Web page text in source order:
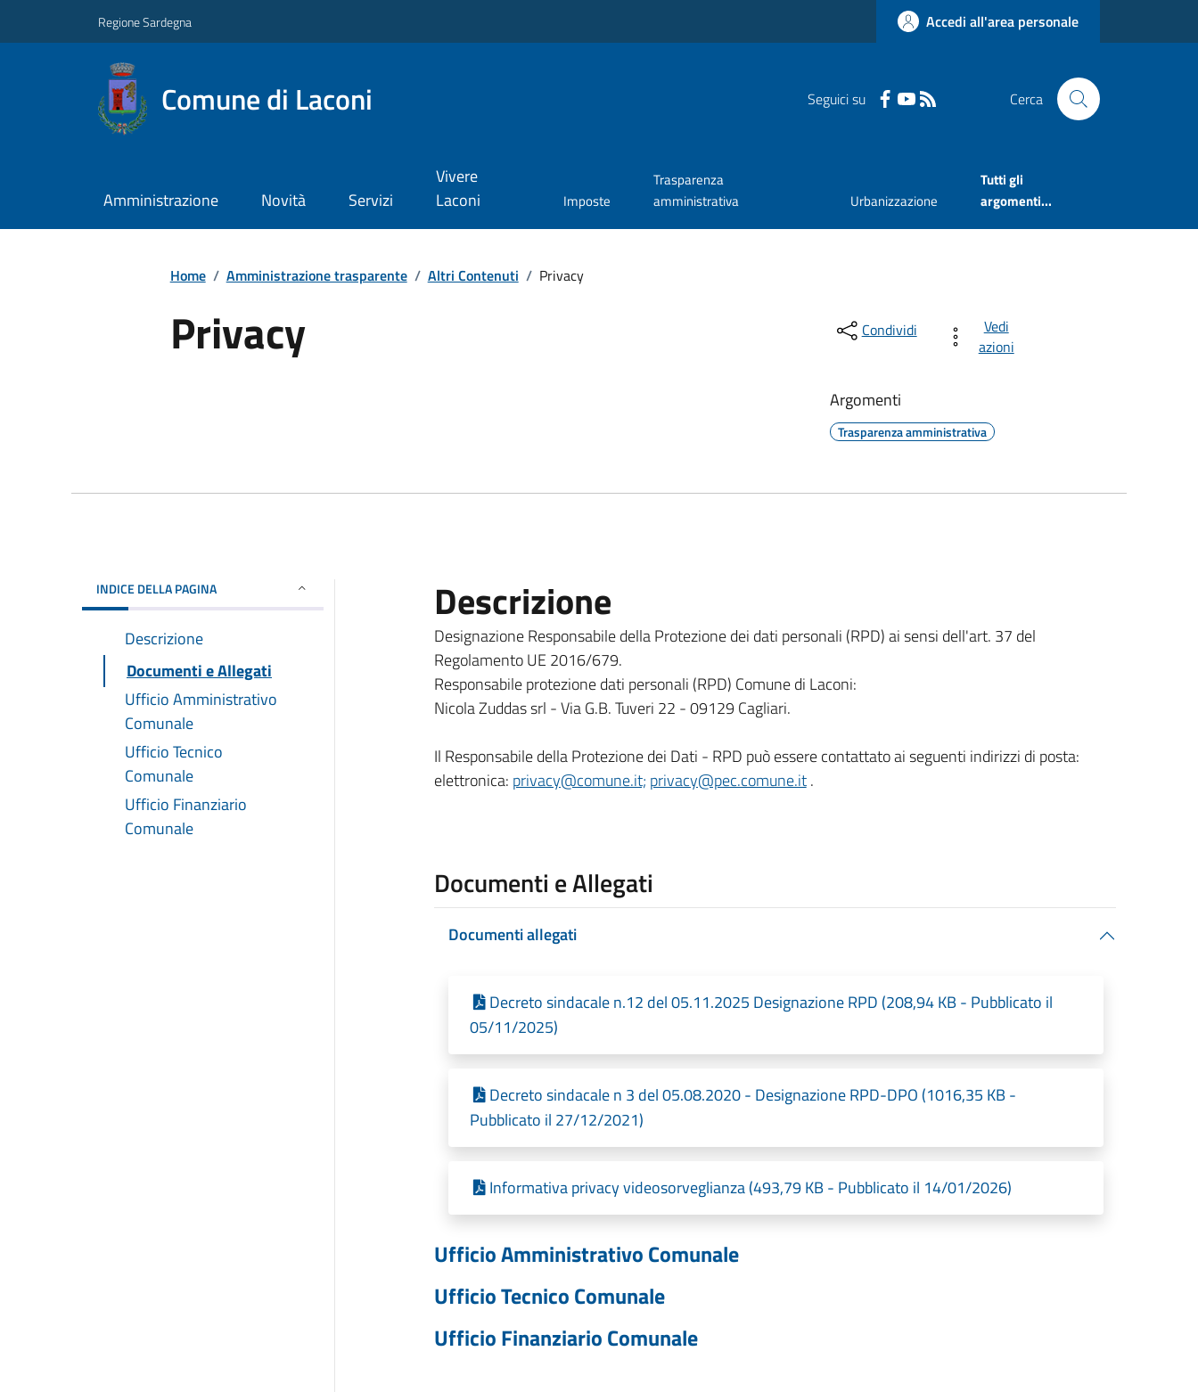
Regione Sardegna Accedi all'area personale
Comune di Laconi Seguici su Cerca
Amministrazione Novità Servizi
Vivere
Laconi
Imposte
Trasparenza
amministrativa
Urbanizzazione
Tutti gli
argomenti...
Home / Amministrazione trasparente / Altri Contenuti / Privacy
Privacy Condividi
Vedi
azioni
Argomenti
Trasparenza amministrativa
INDICE DELLA PAGINA
Descrizione
Documenti e Allegati
Ufficio Amministrativo
Comunale
Ufficio Tecnico
Comunale
Ufficio Finanziario
Comunale
Descrizione
Designazione Responsabile della Protezione dei dati personali (RPD) ai sensi dell'art. 37 del
Regolamento UE 2016/679.
Responsabile protezione dati personali (RPD) Comune di Laconi:
Nicola Zuddas srl - Via G.B. Tuveri 22 - 09129 Cagliari.
Il Responsabile della Protezione dei Dati - RPD può essere contattato ai seguenti indirizzi di posta:
elettronica: privacy@comune.it; privacy@pec.comune.it.
Documenti e Allegati
Documenti allegati
Decreto sindacale n.12 del 05.11.2025 Designazione RPD (208,94 KB - Pubblicato il
05/11/2025)
Decreto sindacale n 3 del 05.08.2020 - Designazione RPD-DPO (1016,35 KB -
Pubblicato il 27/12/2021)
Informativa privacy videosorveglianza (493,79 KB - Pubblicato il 14/01/2026)
Ufficio Amministrativo Comunale
Ufficio Tecnico Comunale
Ufficio Finanziario Comunale